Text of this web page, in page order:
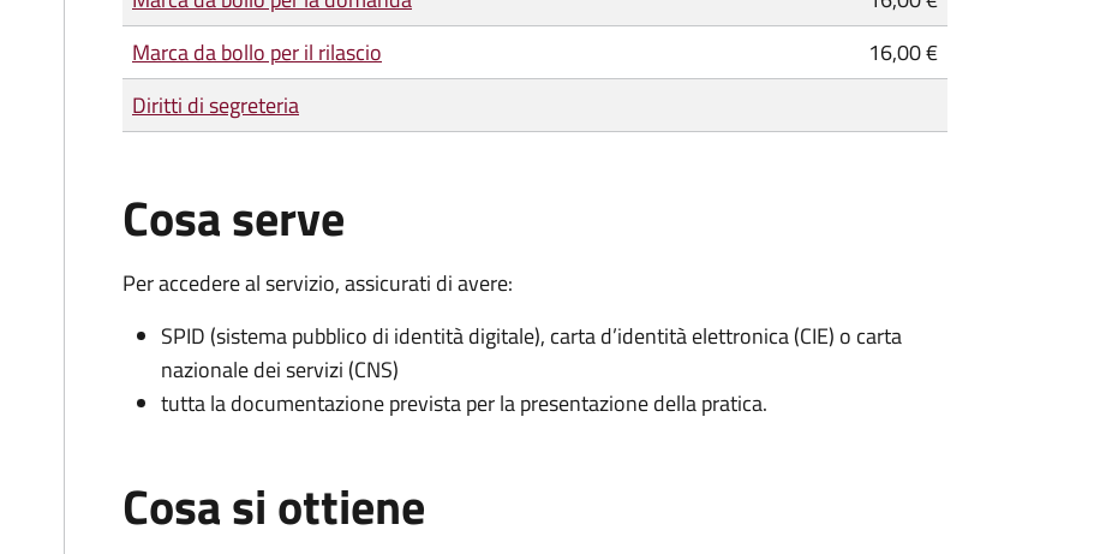
Marca da bollo per il rilascio
16,00 €
Diritti di segreteria
Cosa serve
Per accedere al servizio, assicurati di avere:
SPID (sistema pubblico di identità digitale), carta d’identità elettronica (CIE) o carta
nazionale dei servizi (CNS)
tutta la documentazione prevista per la presentazione della pratica.
Cosa si ottiene